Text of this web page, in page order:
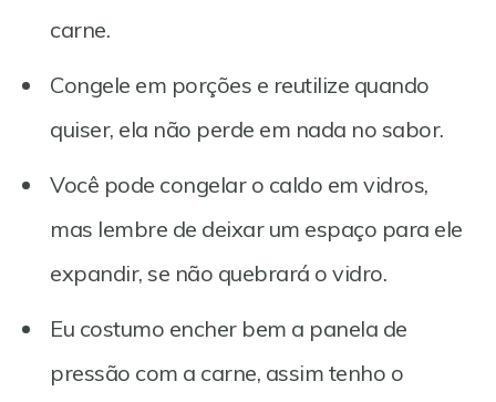
carne.
Congele em porções e reutilize quando
quiser, ela não perde em nada no sabor.
Você pode congelar o caldo em vidros,
mas lembre de deixar um espaço para ele
expandir, se não quebrará o vidro.
Eu costumo encher bem a panela de
pressão com a carne, assim tenho o